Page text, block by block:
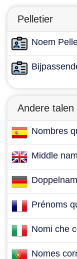
Pelletier
Noem
Andere talen
Nombres
Middle
Prénoms
Nomi che
Nomes